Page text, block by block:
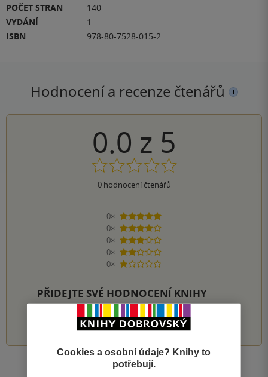
POČET STRAN
140
VYDÁNÍ
1
ISBN
978-80-7528-015-2
Hodnocení a recenze čtenářů
0.0 z 5
0hodnocení čtenářů
0×
5 hvězdiček
0×
4 hvězdičky
0×
3 hvězdičky
0×
2 hvězdičky
0×
1 hvezdička
PŘIDEJTE SVÉ HODNOCENÍ KNIHY
1 2 3 4 5
Zobrazit všechna hodnocení
Cookies a osobní údaje? Knihy to
potřebují.